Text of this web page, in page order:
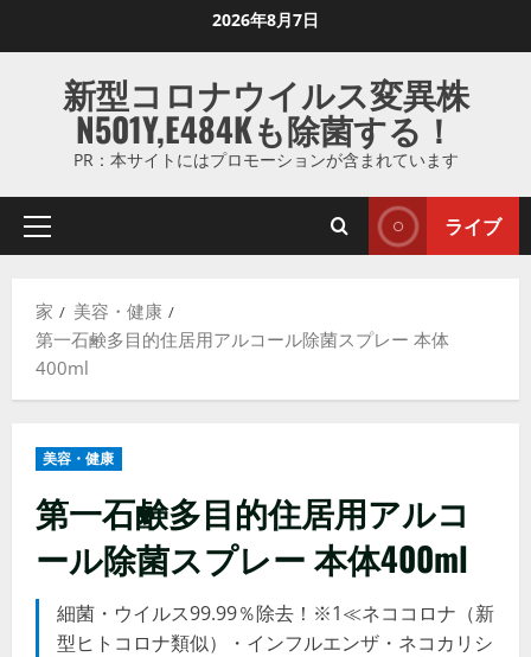
ス
ッ
2026年8月7日
新型コロナウイルス変異株
N501Y,E484Kも除菌する！
PR：本サイトにはプロモーションが含まれています
プ
マ
リ
メ
ー
ライブ
家
美容・健康
第一石鹸多目的住居用アルコール除菌スプレー 本体
400ml
美容・健康
第一石鹸多目的住居用アルコ
ール除菌スプレー 本体400ml
細菌・ウイルス99.99％除去！※1≪ネココロナ（新
型ヒトコロナ類似）・インフルエンザ・ネコカリシ